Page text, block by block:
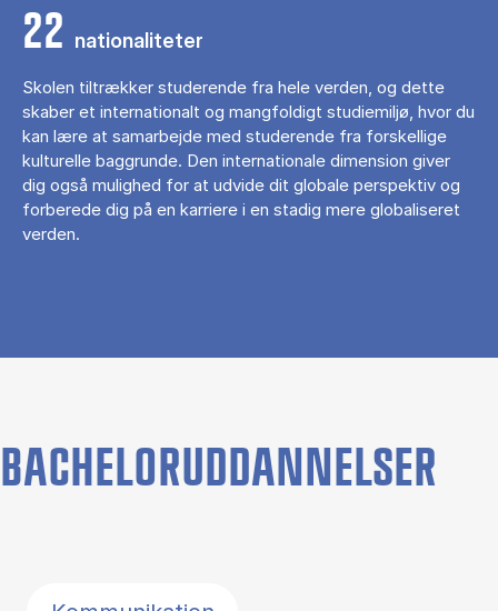
22 nationaliteter
Skolen tiltrækker studerende fra hele verden, og dette
skaber et internationalt og mangfoldigt studiemiljø, hvor du
kan lære at samarbejde med studerende fra forskellige
kulturelle baggrunde. Den internationale dimension giver
dig også mulighed for at udvide dit globale perspektiv og
forberede dig på en karriere i en stadig mere globaliseret
verden.
BACHELORUDDANNELSER